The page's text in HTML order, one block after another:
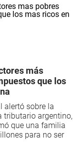
más
que los
alertó sobre la
tributario argentino,
que una familia
para no ser